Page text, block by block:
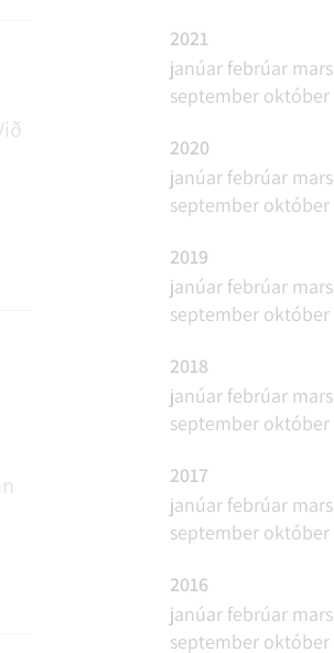
2021
janúar febrúar mars
september október
2020
janúar febrúar mars
september október
2019
janúar febrúar mars
september október
2018
janúar febrúar mars
september október
2017
janúar febrúar mars
september október
2016
janúar febrúar mars
september október